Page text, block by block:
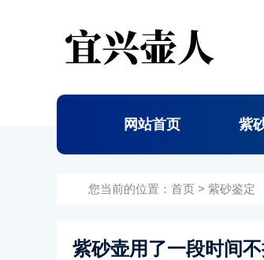
网站首页 紫
您当前的位置： 首页 > 紫砂鉴定
紫砂壶用了一段时间